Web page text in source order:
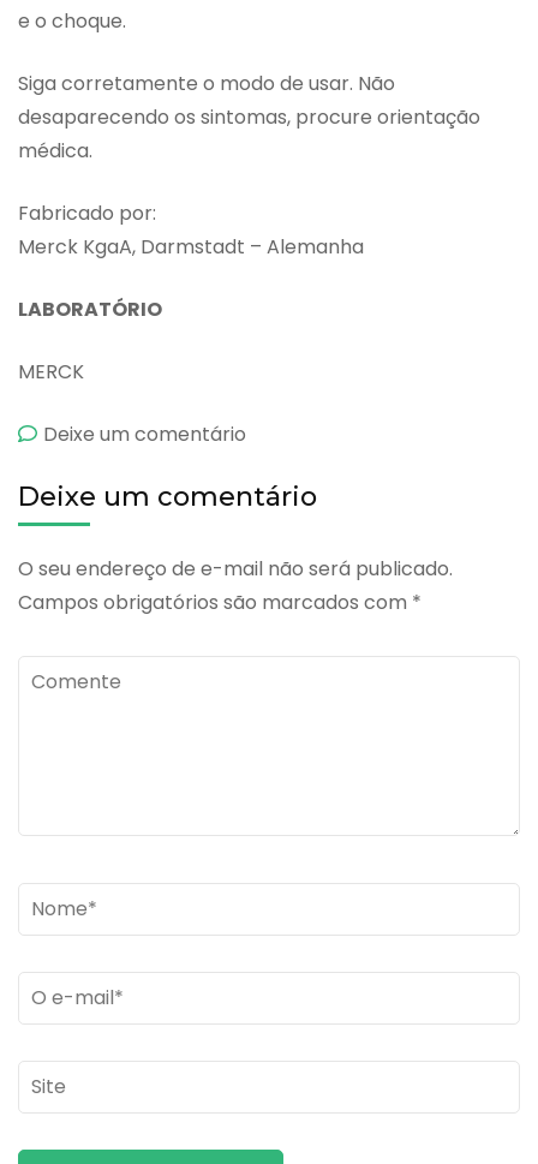
e o choque.
Siga corretamente o modo de usar. Não
desaparecendo os sintomas, procure orientação
médica.
Fabricado por:
Merck KgaA, Darmstadt – Alemanha
LABORATÓRIO
MERCK
Deixe um comentário
Com
Deixe um comentário
O seu endereço de e-mail não será publicado.
Campos obrigatórios são marcados com *
Comente
Name*
Email *
Site